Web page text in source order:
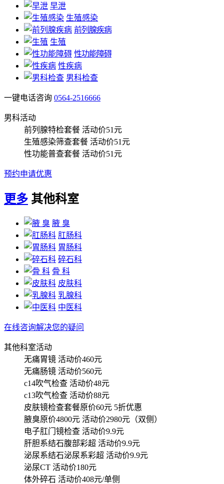
早泄
生殖感染
前列腺疾病
生殖
性功能障碍
性疾病
男科检查
一键电话咨询 0564-2516666
男科活动
前列腺特检套餐 活动价51元
生殖感染筛查套餐 活动价51元
性功能普查套餐 活动价51元
预约申请优惠
更多 其他科室
腋 臭
肛肠科
胃肠科
碎石科
骨 科
皮肤科
乳腺科
中医科
在线咨询解决您的疑问
其他科室活动
无痛胃镜 活动价460元
无痛肠镜 活动价560元
c14吹气检查 活动价48元
c13吹气检查 活动价88元
皮肤镜检查套餐原价60元 5折优惠
腋臭原价4800元 活动价2980元（双侧）
电子肛门镜检查 活动价9.9元
肝胆系结石腹部彩超 活动价9.9元
泌尿系结石泌尿系彩超 活动价9.9元
泌尿CT 活动价180元
体外碎石 活动价408元/单侧